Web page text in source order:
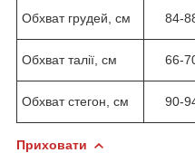
Обхват грудей, см 84-
Обхват талії, см 66-
Обхват стегон, см 90-
Приховати